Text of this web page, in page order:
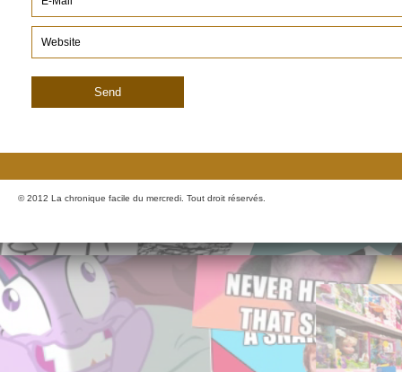
© 2012 La chronique facile du mercredi. Tout droit réservés.